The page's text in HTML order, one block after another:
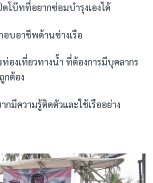
ดโบ๊ทที่อยากซ่อมบำรุงเองได้
บอาชีพด้านช่างเรือ
องเที่ยวทางน้ำ ที่ต้องการมีบุคลากร
ต้อง
กมีความรู้ติดตัวและใช้เรืออย่าง